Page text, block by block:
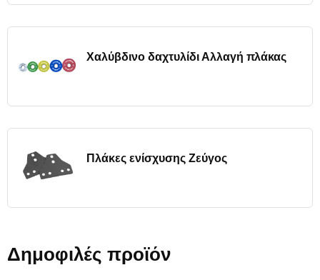
Χαλύβδινο δαχτυλίδι Αλλαγή πλάκας
Πλάκες ενίσχυσης Ζεύγος
Δημοφιλές προϊόν